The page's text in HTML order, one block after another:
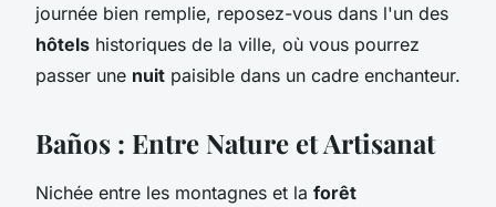
journée bien remplie, reposez-vous dans l'un des
hôtels historiques de la ville, où vous pourrez
passer une nuit paisible dans un cadre enchanteur.
Baños : Entre Nature et Artisanat
Nichée entre les montagnes et la forêt